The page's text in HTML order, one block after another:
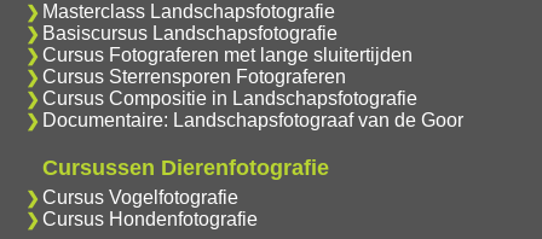
Masterclass Landschapsfotografie
Basiscursus Landschapsfotografie
Cursus Fotograferen met lange sluitertijden
Cursus Sterrensporen Fotograferen
Cursus Compositie in Landschapsfotografie
Documentaire: Landschapsfotograaf van de Goor
Cursussen Dierenfotografie
Cursus Vogelfotografie
Cursus Hondenfotografie